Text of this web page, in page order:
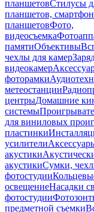
планшетовСтилусы
планшетов,
планшетовФото,
видеосъемка
памятиОбъективы
чехлы для камер
видеокамер
фоторамки
метеостанции
центрыДомашние
системы
для виниловых
пластинки
усилители
акустики
акустикиСумки,
фотостудии
освещениеНасадки
фотостудии
предметной съемки